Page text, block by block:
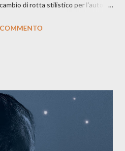
di rotta stilistico per l’autore
e un’urgenza espressiva che
di creare, e perfino di esistere,
fa cercando una via d’uscita, una
e nel suonare, nel trovare respiro
più densa. Il brano è anche una